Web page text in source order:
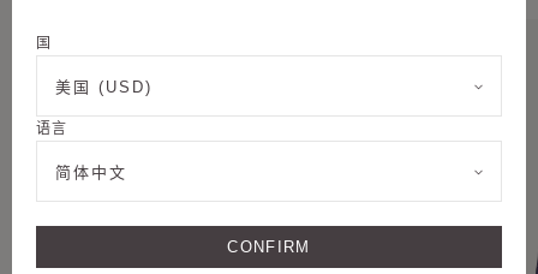
国
美国 (USD)
语言
简体中文
CONFIRM